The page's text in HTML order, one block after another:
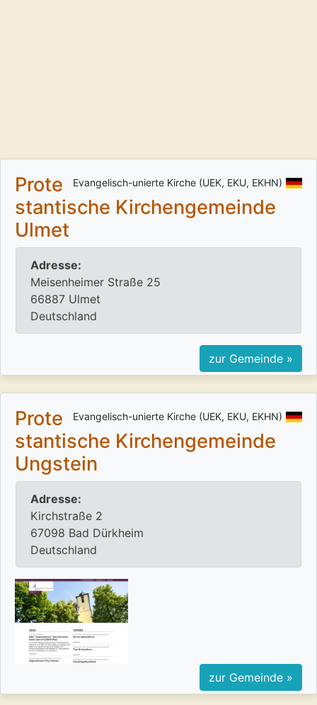
Evangelisch-unierte Kirche (UEK, EKU, EKHN)
Prote
stantische Kirchengemeinde
Ulmet
Adresse:
Meisenheimer Straße 25
66887 Ulmet
Deutschland
zur Gemeinde »
Evangelisch-unierte Kirche (UEK, EKU, EKHN)
Prote
stantische Kirchengemeinde
Ungstein
Adresse:
Kirchstraße 2
67098 Bad Dürkheim
Deutschland
zur Gemeinde »